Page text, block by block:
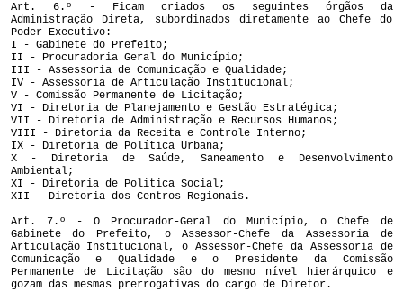
Art. 6.º - Ficam criados os seguintes órgãos da
Administração Direta, subordinados diretamente ao Chefe do
Poder Executivo:
I - Gabinete do Prefeito;
II - Procuradoria Geral do Município;
III - Assessoria de Comunicação e Qualidade;
IV - Assessoria de Articulação Institucional;
V - Comissão Permanente de Licitação;
VI - Diretoria de Planejamento e Gestão Estratégica;
VII - Diretoria de Administração e Recursos Humanos;
VIII - Diretoria da Receita e Controle Interno;
IX - Diretoria de Política Urbana;
X - Diretoria de Saúde, Saneamento e Desenvolvimento
Ambiental;
XI - Diretoria de Política Social;
XII - Diretoria dos Centros Regionais.
Art. 7.º - O Procurador-Geral do Município, o Chefe de
Gabinete do Prefeito, o Assessor-Chefe da Assessoria de
Articulação Institucional, o Assessor-Chefe da Assessoria de
Comunicação e Qualidade e o Presidente da Comissão
Permanente de Licitação são do mesmo nível hierárquico e
gozam das mesmas prerrogativas do cargo de Diretor.